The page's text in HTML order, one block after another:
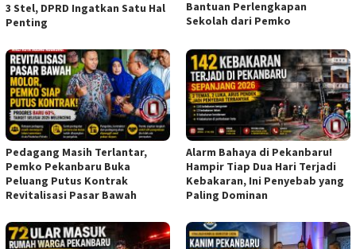
3 Stel, DPRD Ingatkan Satu Hal
Penting
Bantuan Perlengkapan
Sekolah dari Pemko
Pedagang Masih Terlantar,
Pemko Pekanbaru Buka
Peluang Putus Kontrak
Revitalisasi Pasar Bawah
Alarm Bahaya di Pekanbaru!
Hampir Tiap Dua Hari Terjadi
Kebakaran, Ini Penyebab yang
Paling Dominan